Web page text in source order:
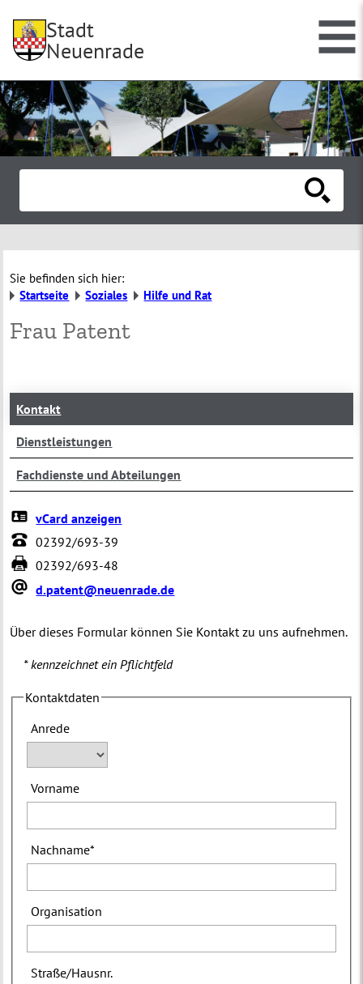
Stadt
Neuenrade
Sie befinden sich hier:
Startseite
Soziales Hilfe und Rat
Frau Patent
Kontakt
Dienstleistungen
Fachdienste und Abteilungen
vCard anzeigen
02392/693-39
02392/693-48
d.patent@neuenrade.de
Über dieses Formular können Sie Kontakt zu uns aufnehmen.
* kennzeichnet ein Pflichtfeld
Kontaktdaten
Anrede
Vorname
Nachname*
Organisation
Straße/Hausnr.